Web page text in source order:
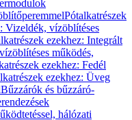
Pótalkatrészek
Vizeldék, vízöblítéses
ezekhez: Integrált
működés,
ezekhez: Fedél
ezekhez: Üveg
Bűzzárók és bűzzáró-
hálózati